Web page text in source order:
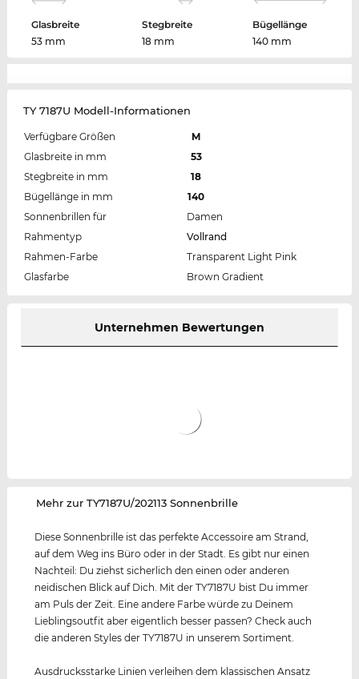
Glasbreite
53 mm
Stegbreite
18 mm
Bügellänge
140 mm
TY 7187U Modell-Informationen
Verfügbare Größen
M
Glasbreite in mm
53
Stegbreite in mm
18
Bügellänge in mm
140
Sonnenbrillen für
Damen
Rahmentyp
Vollrand
Rahmen-Farbe
Transparent Light Pink
Glasfarbe
Brown Gradient
Unternehmen Bewertungen
‌Mehr zur TY7187U/202113 Sonnenbrille
Diese Sonnenbrille ist das perfekte Accessoire am Strand,
auf dem Weg ins Büro oder in der Stadt. Es gibt nur einen
Nachteil: Du ziehst sicherlich den einen oder anderen
neidischen Blick auf Dich. Mit der TY7187U bist Du immer
am Puls der Zeit. Eine andere Farbe würde zu Deinem
Lieblingsoutfit aber eigentlich besser passen? Check auch
die anderen Styles der TY7187U in unserem Sortiment.
Ausdrucksstarke Linien verleihen dem klassischen Ansatz